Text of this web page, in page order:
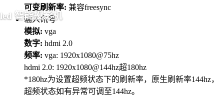
led 智能投影机
可变刷新率: 兼容freesync
输入讯号
模拟: vga
数字: hdmi 2.0
频率: vga: 1920x1080@75hz
hdmi 2.0: 1920x1080@144hz超180hz
*180hz为设置超频状态下的刷新率，原生刷新率144hz，
超频状态如有异常可调至144hz。